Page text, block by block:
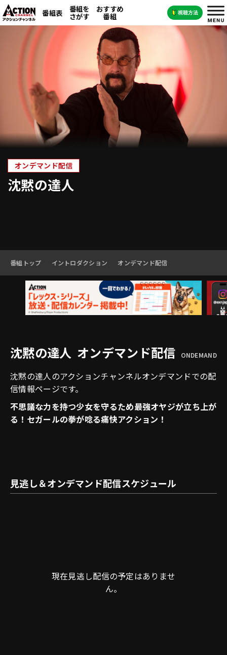
番組表 番組を
さがす
おすすめ
番組
オンデマンド配信
沈黙の達人
番組トップ イントロダクション オンデマンド配信
沈黙の達人 オンデマンド配信 ONDEMAND
沈黙の達人のアクションチャンネルオンデマンドでの配
信情報ページです。
不思議な力を持つ少女を守るため最強オヤジが立ち上が
る！セガールの拳が唸る痛快アクション！
見逃し＆オンデマンド配信スケジュール
現在見逃し配信の予定はありませ
ん。